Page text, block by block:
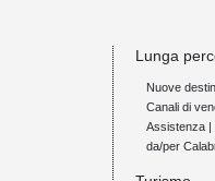
Lunga
Nuove
Canali di
Assistenza |
da/per